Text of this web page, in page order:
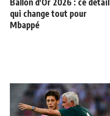
qui change tout pour
Mbappé